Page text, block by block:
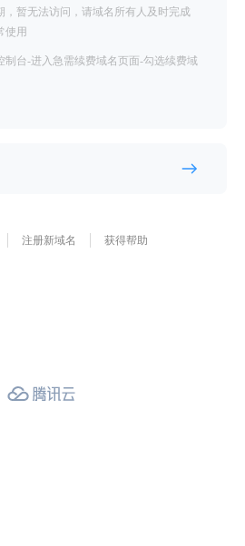
，暂无法访问，请域名所有人及时完成
使用
制台-进入急需续费域名页面-勾选续费域
注册新域名 获得帮助